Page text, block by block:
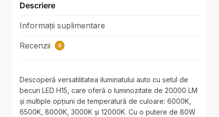
Descriere
Informații suplimentare
Recenzii 0
Descoperă versatilitatea iluminatului auto cu setul de
becuri LED H15, care oferă o luminozitate de 20000 LM
și multiple opțiuni de temperatură de culoare: 6000K,
6500K, 8000K, 3000K și 12000K. Cu o putere de 80W